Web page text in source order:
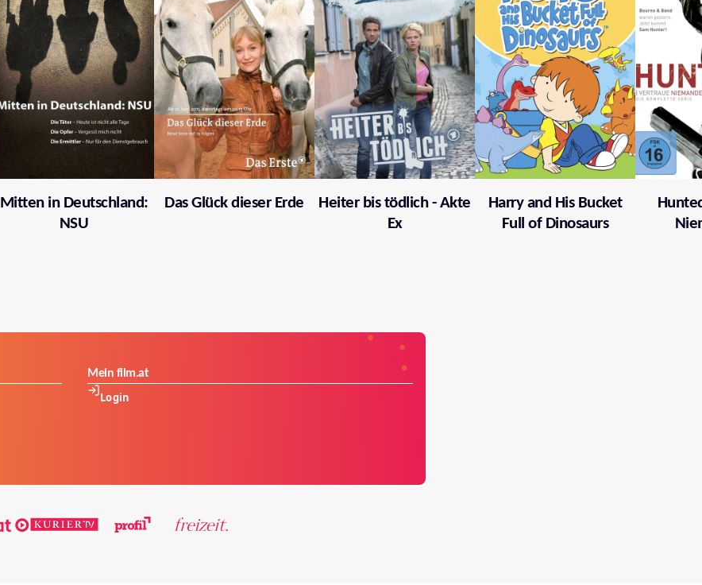
Mitten in Deutschland:
NSU
Das Glück dieser Erde
Heiter bis tödlich - Akte
Ex
Harry and His Bucket
Full of Dinosaurs
Mein film.at
Login